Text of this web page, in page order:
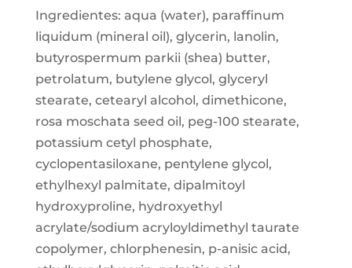
Ingredientes: aqua (water), paraffinum
liquidum (mineral oil), glycerin, lanolin,
butyrospermum parkii (shea) butter,
petrolatum, butylene glycol, glyceryl
stearate, cetearyl alcohol, dimethicone,
rosa moschata seed oil, peg-100 stearate,
potassium cetyl phosphate,
cyclopentasiloxane, pentylene glycol,
ethylhexyl palmitate, dipalmitoyl
hydroxyproline, hydroxyethyl
acrylate/sodium acryloyldimethyl taurate
copolymer, chlorphenesin, p-anisic acid,